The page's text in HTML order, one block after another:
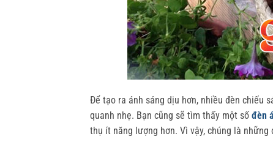
Để tạo ra ánh sáng dịu hơn, nhiều đèn chiếu
quanh nhẹ. Bạn cũng sẽ tìm thấy một số đèn
thụ ít năng lượng hơn. Vì vậy, chúng là